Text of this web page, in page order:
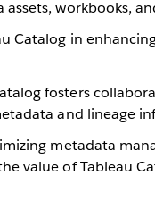
workbooks,
Catalog in
fosters
and lineage
metadata
value of Tableau